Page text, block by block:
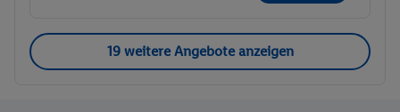
19 weitere Angebote anzeigen